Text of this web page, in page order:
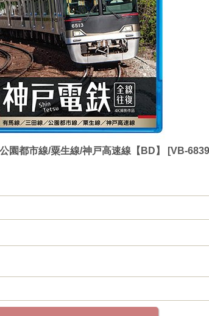
都市線/粟生線/神戸高速線【BD】 [VB-6839